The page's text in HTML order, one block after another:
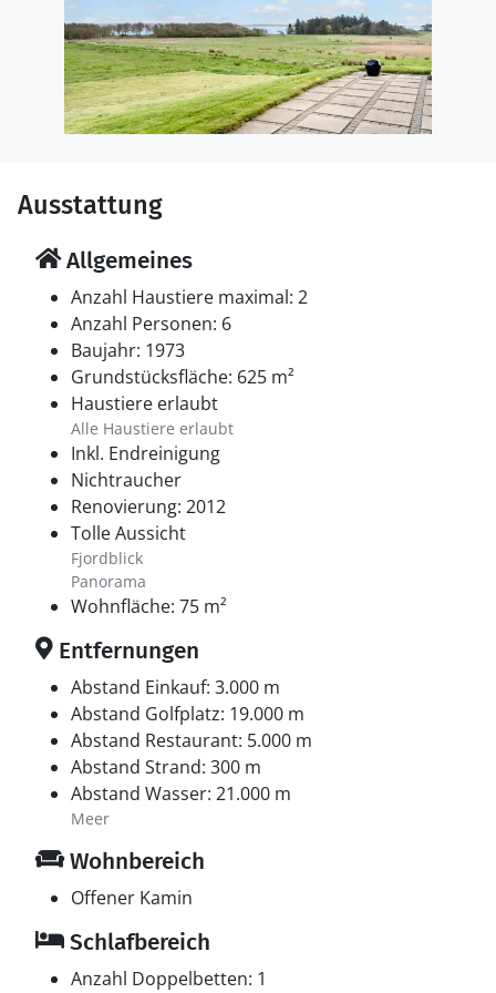
Ausstattung
Allgemeines
Anzahl Haustiere maximal: 2
Anzahl Personen: 6
Baujahr: 1973
Grundstücksfläche: 625 m²
Haustiere erlaubt
Alle Haustiere erlaubt
Inkl. Endreinigung
Nichtraucher
Renovierung: 2012
Tolle Aussicht
Fjordblick
Panorama
Wohnfläche: 75 m²
Entfernungen
Abstand Einkauf: 3.000 m
Abstand Golfplatz: 19.000 m
Abstand Restaurant: 5.000 m
Abstand Strand: 300 m
Abstand Wasser: 21.000 m
Meer
Wohnbereich
Offener Kamin
Schlafbereich
Anzahl Doppelbetten: 1